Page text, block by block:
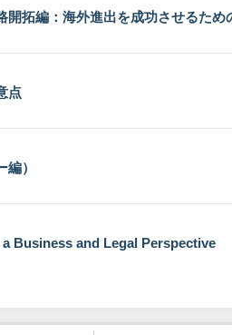
拓編：海外進出を成功させるため
点
）
Business and Legal Perspective